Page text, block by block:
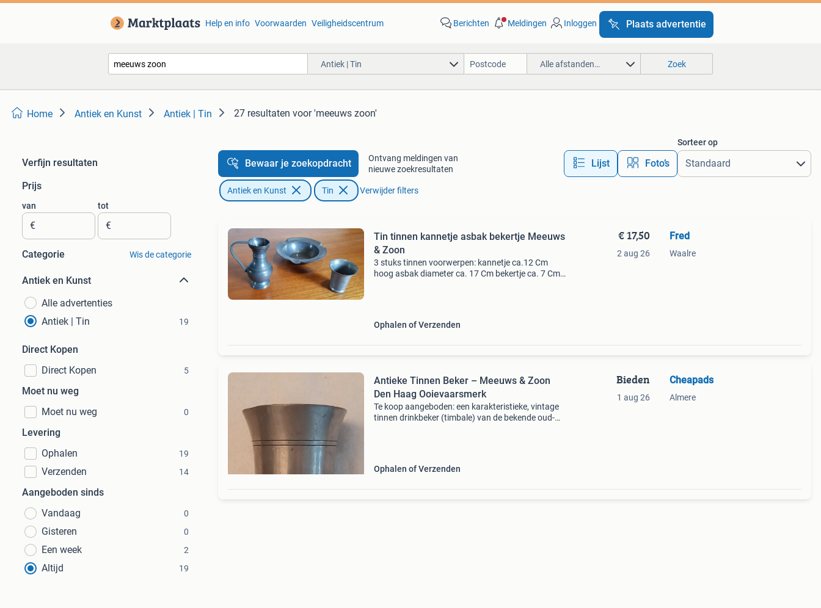
Help en info Voorwaarden Veiligheidscentrum Berichten Meldingen Inloggen Plaats advertentie
Antiek | Tin Alle afstanden… Zoek
Home Antiek en Kunst Antiek | Tin 27 resultaten voor 'meeuws zoon'
Verfijn resultaten
Prijs
van
€
tot
€
Categorie Wis de categorie
Antiek en Kunst
Alle advertenties
Antiek | Tin
19
Direct Kopen
Direct Kopen
5
Moet nu weg
Moet nu weg
0
Levering
Ophalen
19
Verzenden 14
Aangeboden sinds
Vandaag
0
Gisteren 0
Een week 2
Altijd 19
Bewaar je zoekopdracht
Ontvang meldingen van
nieuwe zoekresultaten
Lijst Foto’s
Sorteer op
Antiek en Kunst Tin Verwijder filters
Tin tinnen kannetje asbak bekertje Meeuws
& Zoon
3 stuks tinnen voorwerpen: kannetje ca.12 Cm
hoog asbak diameter ca. 17 Cm bekertje ca. 7 Cm
Ophalen of Verzenden
€ 17,50
2 aug 26
Fred
Waalre
Antieke Tinnen Beker – Meeuws & Zoon
Den Haag Ooievaarsmerk
Te koop aangeboden: een karakteristieke, vintage
tinnen drinkbeker (timbale) van de bekende oud-
Ophalen of Verzenden
Bieden
1 aug 26
Cheapads
Almere